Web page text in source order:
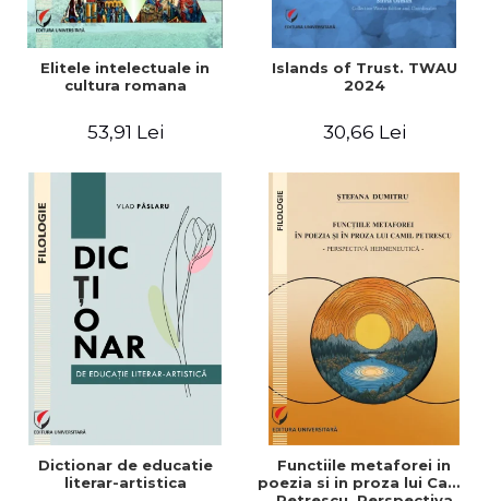
Elitele intelectuale in
cultura romana
53,91 Lei
Islands of Trust. TWAU
2024
30,66 Lei
Dictionar de educatie
literar-artistica
Functiile metaforei in
poezia si in proza lui Camil